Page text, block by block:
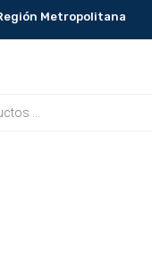
Metropolitana